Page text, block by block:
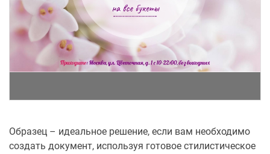
Образец – идеальное решение, если вам необходимо
создать документ, используя готовое стилистическое